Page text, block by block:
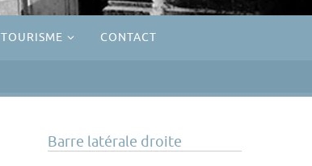
TOURISME CONTACT
Barre latérale droite